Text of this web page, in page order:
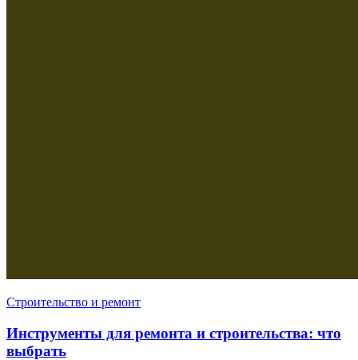
Строительство и ремонт
Инструменты для ремонта и строительства: что
выбрать